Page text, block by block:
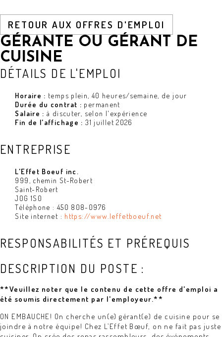
RETOUR AUX OFFRES D'EMPLOI
GÉRANTE OU GÉRANT DE
CUISINE
DÉTAILS DE L'EMPLOI
Horaire : temps plein, 40 heures/semaine, de jour
Durée du contrat : permanent
Salaire : à discuter, selon l'expérience
Fin de l'affichage : 31 juillet 2026
ENTREPRISE
L'Effet Boeuf inc.
999, chemin St-Robert
Saint-Robert
J0G 1S0
Téléphone : 450 808-0976
Site internet : https://www.leffetboeuf.net
RESPONSABILITÉS ET PRÉREQUIS
DESCRIPTION DU POSTE :
**Veuillez noter que le contenu de cette offre d'emploi a
été soumis directement par l'employeur.**
ON EMBAUCHE! On cherche un(e) gérant(e) de cuisine pour se
joindre à notre équipe! Chez L’Effet Bœuf, on ne fait pas juste